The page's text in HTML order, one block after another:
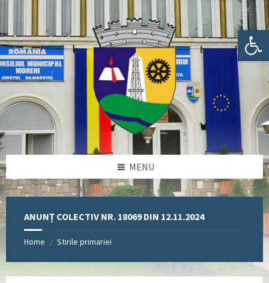
Deschide bara de unelte
sidebar
sidebar
MENU
ANUNȚ COLECTIV NR. 18069 DIN 12.11.2024
Home / Stirile primariei